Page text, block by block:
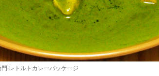
レトルトカレーパッケージ